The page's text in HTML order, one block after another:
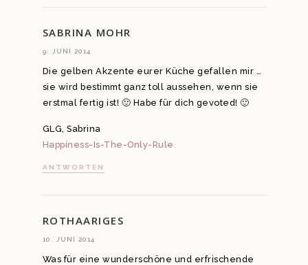
SABRINA MOHR
9. JUNI 2014
Die gelben Akzente eurer Küche gefallen mir …
sie wird bestimmt ganz toll aussehen, wenn sie
erstmal fertig ist! 🙂 Habe für dich gevoted! 🙂
GLG, Sabrina
Happiness-Is-The-Only-Rule
ANTWORTEN
ROTHAARIGES
10. JUNI 2014
Was für eine wunderschöne und erfrischende